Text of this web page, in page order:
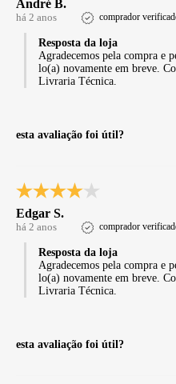
André B.
há 2 anos comprador
Resposta da loja
Agradecemos pela compra e
lo(a) novamente em breve.
Livraria Técnica.
esta avaliação foi útil?
Edgar S.
há 2 anos comprador
Resposta da loja
Agradecemos pela compra e
lo(a) novamente em breve.
Livraria Técnica.
esta avaliação foi útil?